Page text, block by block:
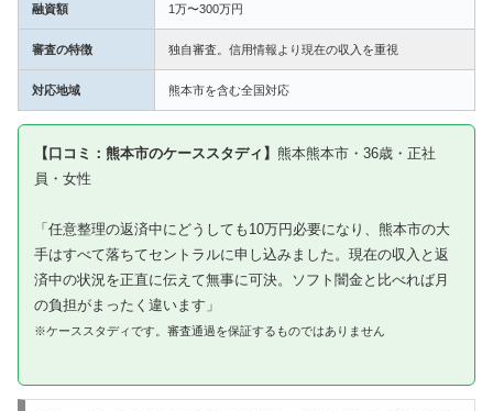
融資額 1万〜300万円
審査の特徴 独自審査。信用情報より現在の収入を重視
対応地域 熊本市を含む全国対応
【口コミ：熊本市のケーススタディ】 熊本熊本市・36歳・正社
員・女性
「任意整理の返済中にどうしても10万円必要になり、熊本市の大
手はすべて落ちてセントラルに申し込みました。現在の収入と返
済中の状況を正直に伝えて無事に可決。ソフト闇金と比べれば月
の負担がまったく違います」
※ケーススタディです。審査通過を保証するものではありません